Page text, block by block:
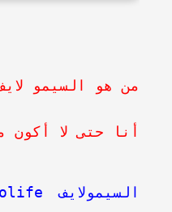
من هو السيمو
أنا حتى لا أكون
السيمولايف simolife